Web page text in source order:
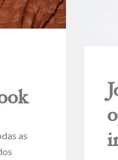
as